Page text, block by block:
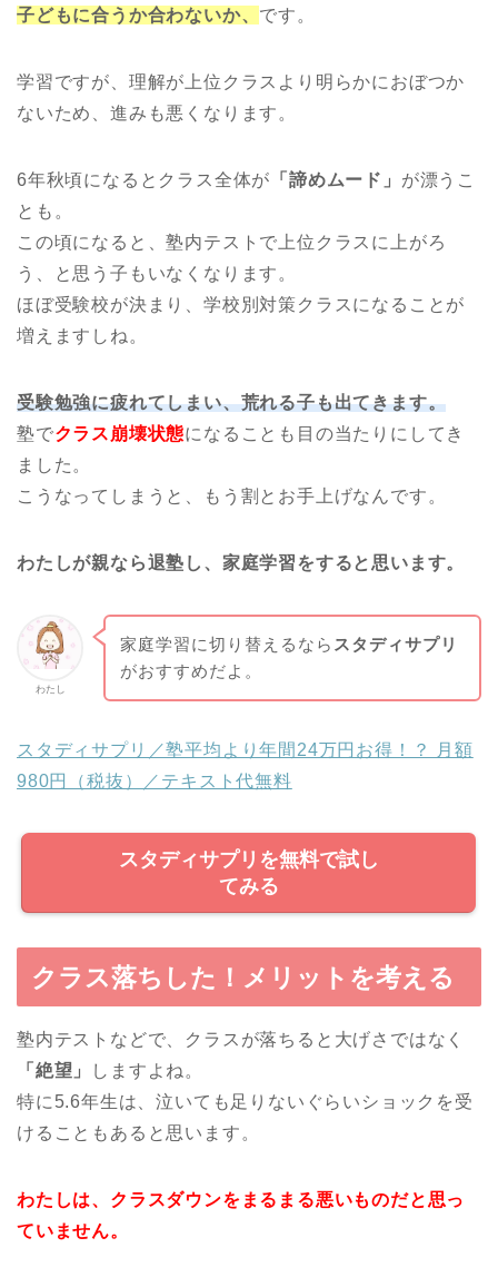
子どもに合うか合わないか、 です。
学習ですが、理解が上位クラスより明らかにおぼつか
ないため、進みも悪くなります。
6年秋頃になるとクラス全体が 「諦めムード」 が漂うこ
とも。
この頃になると、塾内テストで上位クラスに上がろ
う、と思う子もいなくなります。
ほぼ受験校が決まり、学校別対策クラスになることが
増えますしね。
受験勉強に疲れてしまい、荒れる子も出てきます。
塾でクラス崩壊状態になることも目の当たりにしてき
ました。
こうなってしまうと、もう割とお手上げなんです。
わたしが親なら退塾し、家庭学習をすると思います。
わたし
家庭学習に切り替えるなら スタディサプリ
がおすすめだよ。
スタディサプリ／塾平均より年間24万円お得！？ 月額
980円（税抜）／テキスト代無料
スタディサプリを無料で試し
てみる
クラス落ちした！メリットを考える
塾内テストなどで、クラスが落ちると大げさではなく
「絶望」
しますよね。
特に5.6年生は、泣いても足りないぐらいショックを受
けることもあると思います。
わたしは、クラスダウンをまるまる悪いものだと思っ
ていません。